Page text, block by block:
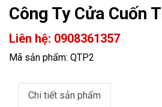
Công Ty Cửa Cuốn
Liên hệ: 0908361357
Mã sản phẩm: QTP2
Chi tiết sản phẩm